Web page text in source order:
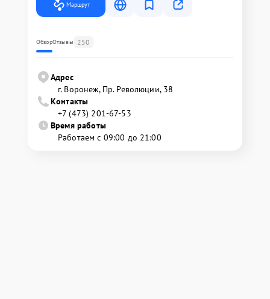
Маршрут
ОбзорОтзывы 250
Адрес
г. Воронеж, Пр. Революции, 38
Контакты
+7 (473) 201-67-53
Время работы
Работаем с 09:00 до 21:00